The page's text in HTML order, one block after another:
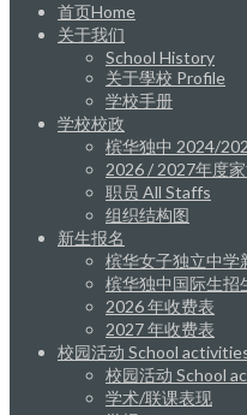
首页Home
关于我们
School History
关于學校 Profile
学校手册
学校校政
槟华独中 2024/
2026 / 2027年度
职员 All Staffs
组织结构图
新生报名
槟华女子独立中学
槟华独中国际生招
2026 年收费表
2027 年收费表
校园活动 School
校园活动 School
学术/联课表现